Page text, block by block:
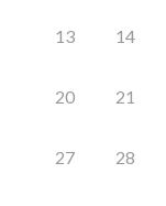
13 14
20 21
27 28